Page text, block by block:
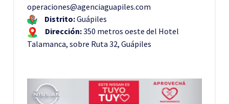
operaciones@agenciaguapiles.com
Distrito:Guápiles
Dirección:350 metros oeste del Hotel
Talamanca, sobre Ruta 32, Guápiles